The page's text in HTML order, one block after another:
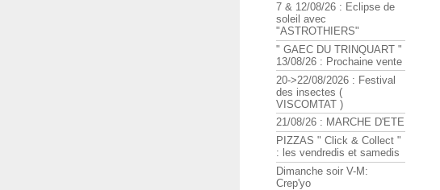
7 & 12/08/26 : Eclipse de
soleil avec
"ASTROTHIERS"
" GAEC DU TRINQUART "
13/08/26 : Prochaine vente
20->22/08/2026 : Festival
des insectes (
VISCOMTAT )
21/08/26 : MARCHE D'ETE
PIZZAS " Click & Collect "
: les vendredis et samedis
Dimanche soir V-M:
Crep'yo